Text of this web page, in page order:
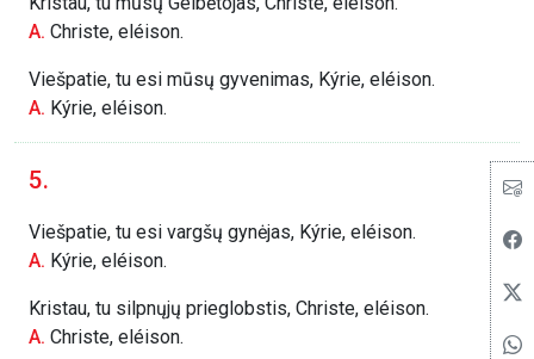
A. Christe, eléison.
Viešpatie, tu esi mūsų gyvenimas, Kýrie, eléison.
A. Kýrie, eléison.
5.
Viešpatie, tu esi vargšų gynėjas, Kýrie, eléison.
A. Kýrie, eléison.
Kristau, tu silpnųjų prieglobstis, Christe, eléison.
A. Christe, eléison.